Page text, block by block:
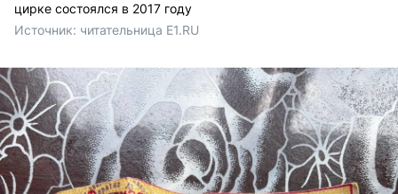
цирке состоялся в 2017 году
Источник: читательница E1.RU